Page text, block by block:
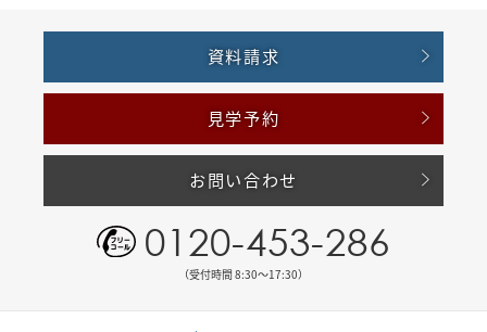
資料請求
見学予約
お問い合わせ
0120-453-286
（受付時間 8:30〜17:30）